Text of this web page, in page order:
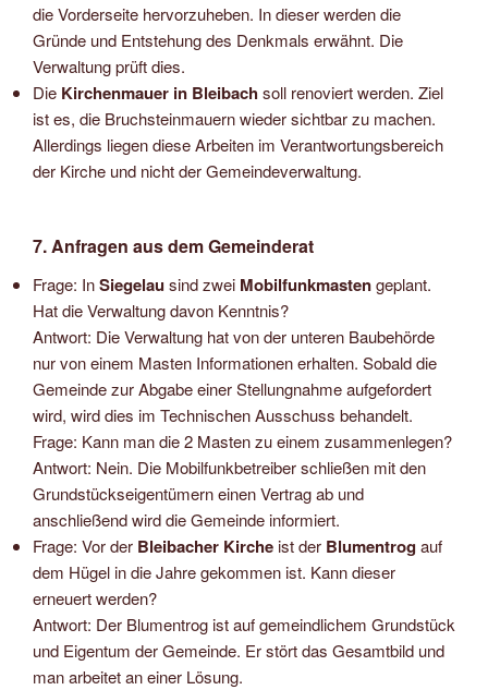
die Vorderseite hervorzuheben. In dieser werden die
Gründe und Entstehung des Denkmals erwähnt. Die
Verwaltung prüft dies.
Die Kirchenmauer in Bleibachsoll renoviert werden. Ziel
ist es, die Bruchsteinmauern wieder sichtbar zu machen.
Allerdings liegen diese Arbeiten im Verantwortungsbereich
der Kirche und nicht der Gemeindeverwaltung.
7. Anfragen aus dem Gemeinderat
Frage: InSiegelausind zwei Mobilfunkmastengeplant.
Hat die Verwaltung davon Kenntnis?
Antwort: Die Verwaltung hat von der unteren Baubehörde
nur von einem Masten Informationen erhalten. Sobald die
Gemeinde zur Abgabe einer Stellungnahme aufgefordert
wird, wird dies im Technischen Ausschuss behandelt.
Frage: Kann man die 2 Masten zu einem zusammenlegen?
Antwort: Nein. Die Mobilfunkbetreiber schließen mit den
Grundstückseigentümern einen Vertrag ab und
anschließend wird die Gemeinde informiert.
Frage: Vor der Bleibacher Kircheist der Blumentrogauf
dem Hügel in die Jahre gekommen ist. Kann dieser
erneuert werden?
Antwort: Der Blumentrog ist auf gemeindlichem Grundstück
und Eigentum der Gemeinde. Er stört das Gesamtbild und
man arbeitet an einer Lösung.